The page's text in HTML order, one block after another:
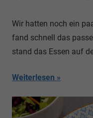
Wir hatten noch ein
fand schnell das
stand das Essen auf
Weiterlesen